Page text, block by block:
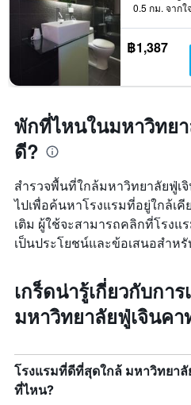
0.5 กม. จากใ
฿1,387
พักที่ไหนในมหาวิทย
ดี?
สำรวจพื้นที่ใกล้มหาวิทยาลัยฟู่
ไปเพื่อค้นหาโรงแรมที่อยู่ใกล้เ
เติม ผู้ใช้จะสามารถคลิกที่โรง
เป็นประโยชน์และข้อเสนอสำห
เกร็ดน่ารู้เกี่ยวกับกา
มหาวิทยาลัยฟู่เจินคา
โรงแรมที่ดีที่สุดใกล้ มหาวิทยา
ที่ไหน?